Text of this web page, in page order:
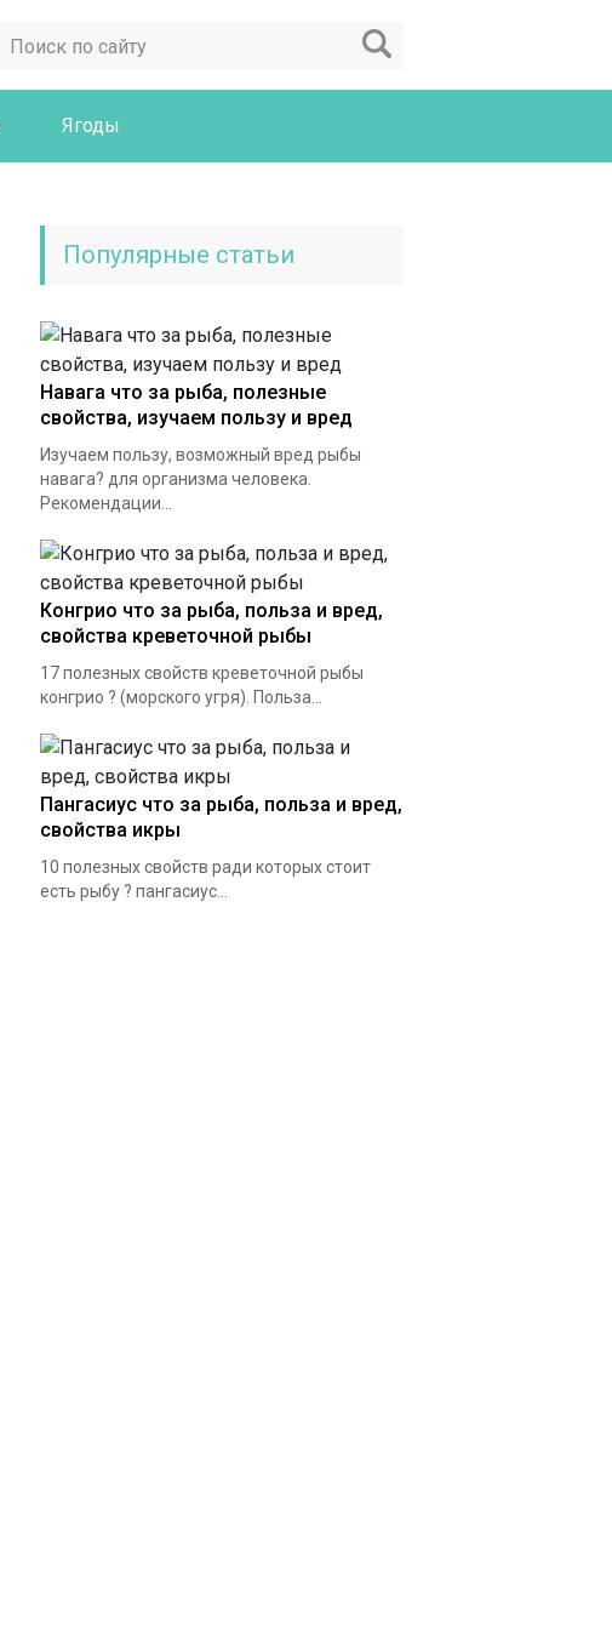
Ягоды
Популярные статьи
Навага что за рыба, полезные
свойства, изучаем пользу и вред
Изучаем пользу, возможный вред рыбы
навага? для организма человека.
Рекомендации...
Конгрио что за рыба, польза и вред,
свойства креветочной рыбы
17 полезных свойств креветочной рыбы
конгрио ? (морского угря). Польза...
Пангасиус что за рыба, польза и вред,
свойства икры
10 полезных свойств ради которых стоит
есть рыбу ? пангасиус...